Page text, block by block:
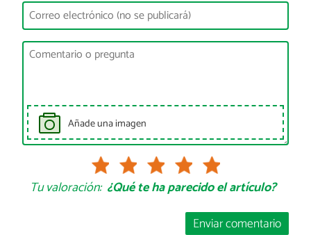
Añade una imagen
Tu valoración: ¿Qué te ha parecido el artículo?
Enviar comentario